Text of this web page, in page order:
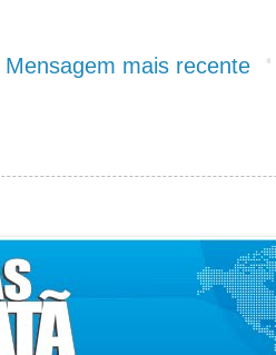
Mensagem mais recente